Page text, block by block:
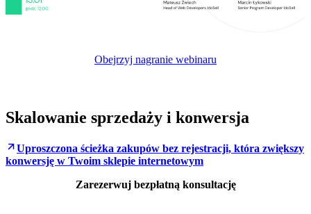
Obejrzyj nagranie webinaru
Skalowanie sprzedaży i konwersja
Uproszczona ścieżka zakupów bez rejestracji, która zwiększy
konwersję w Twoim sklepie internetowym
Zarezerwuj bezpłatną konsultację